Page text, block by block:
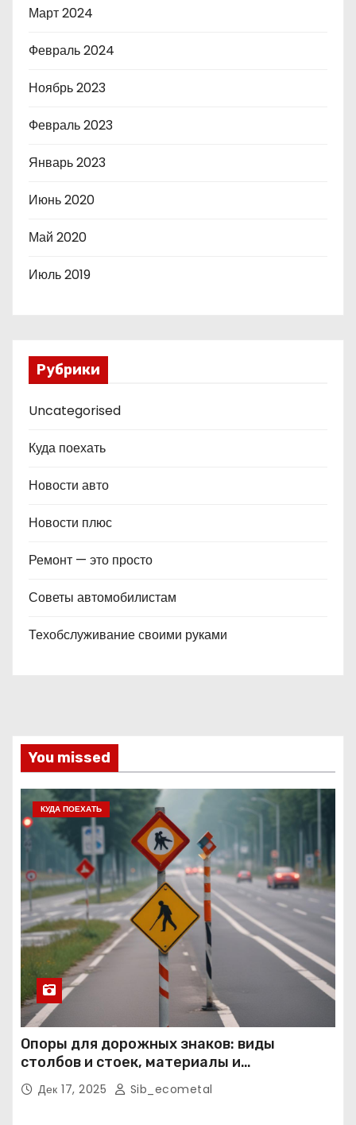
Март 2024
Февраль 2024
Ноябрь 2023
Февраль 2023
Январь 2023
Июнь 2020
Май 2020
Июль 2019
Рубрики
Uncategorised
Куда поехать
Новости авто
Новости плюс
Ремонт — это просто
Советы автомобилистам
Техобслуживание своими руками
You missed
КУДА ПОЕХАТЬ
Опоры для дорожных знаков: виды
столбов и стоек, материалы и
нормативные требования
Дек 17, 2025 Sib_ecometal